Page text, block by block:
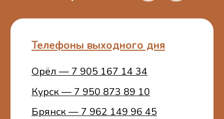
соглашение
ИНН 773401457481